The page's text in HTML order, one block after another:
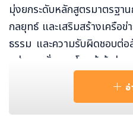
มุ่งยกระดับหลักสูตรมาตรฐา
กลยุทธ์ และเสริมสร้างเครือ
ธรรม และความรับผิดชอบต่อ
ศสู่ความมั่นคง โดยผู้เข้าร่วม
รผู้ทรงคุณวุฒิและผู้เชี่ยวชา
เรียนรู้การทำงานของตำรว
ถานการณ์ต่างๆ รวมถึงอัพเด